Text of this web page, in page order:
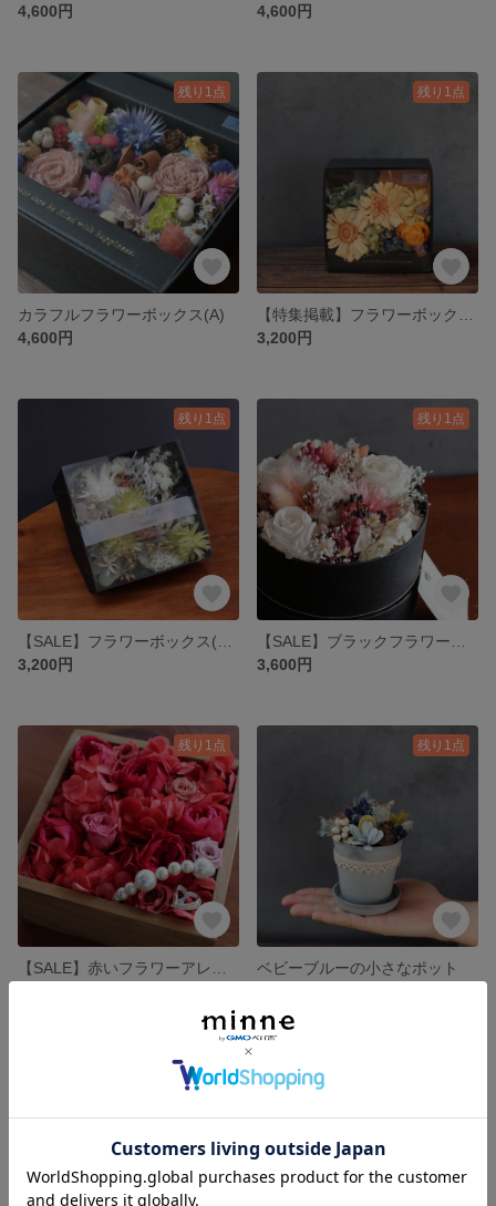
4,600円
4,600円
残り1点
カラフルフラワーボックス(A)
4,600円
残り1点
3,200円
残り1点
3,200円
残り1点
3,600円
残り1点 残り1点
ベビーブルーの小さなポット
残り1点